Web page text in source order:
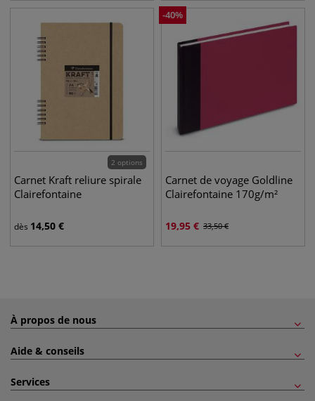
2 options
Carnet Kraft reliure spirale
Clairefontaine
dès 14,50 €
-40%
Carnet de voyage Goldline
Clairefontaine 170g/m²
19,95 € 33,50€
À propos de nous
Aide & conseils
Services